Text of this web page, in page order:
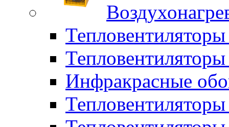
Тепловентиляторы
Инфракрасные